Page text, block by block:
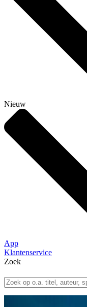
Nieuw
App
Klantenservice
Zoek